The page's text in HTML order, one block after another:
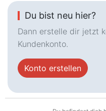
Du bist neu hier?
Dann erstelle dir jetzt
Kundenkonto.
Konto erstellen